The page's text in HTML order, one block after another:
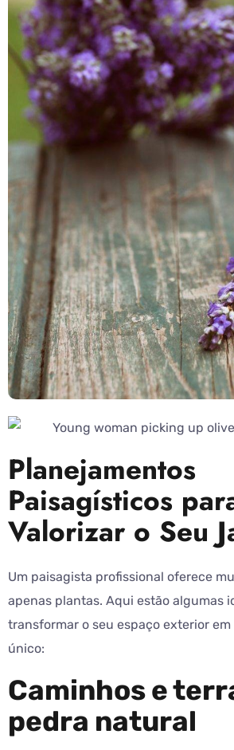
Planejamentos
Paisagísticos
Valorizar o Seu
Um paisagista profissional oferece
apenas plantas. Aqui estão algumas
transformar o seu espaço exterior
único:
Caminhos e
pedra natural